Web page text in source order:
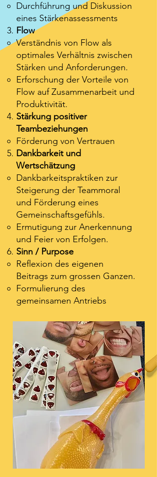
Durchführung und Diskussion
eines Stärkenassessments
Flow
Verständnis von Flow als
optimales Verhältnis zwischen
Stärken und Anforderungen.
Erforschung der Vorteile von
Flow auf Zusammenarbeit und
Produktivität.
Stärkung positiver
Teambeziehungen
Förderung von Vertrauen
Dankbarkeit und
Wertschätzung
Dankbarkeitspraktiken zur
Steigerung der Teammoral
und Förderung eines
Gemeinschaftsgefühls.
Ermutigung zur Anerkennung
und Feier von Erfolgen.
Sinn / Purpose
Reflexion des eigenen
Beitrags zum grossen Ganzen.
Formulierung des
gemeinsamen Antriebs